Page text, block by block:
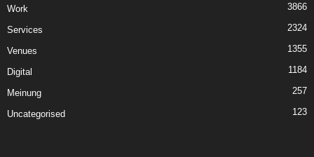
Work 3866
Services 2324
Venues 1355
Digital 1184
Meinung 257
Uncategorised 123